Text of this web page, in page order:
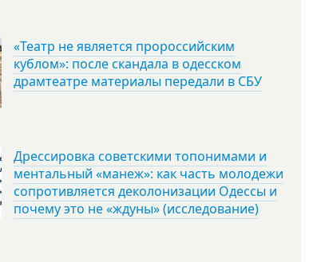
«Театр не является пророссийским
кублом»: после скандала в одесском
драмтеатре материалы передали в СБУ
Дрессировка советскими топонимами и
ментальный «манеж»: как часть молодежи
сопротивляется деколонизации Одессы и
почему это не «ждуны» (исследование)